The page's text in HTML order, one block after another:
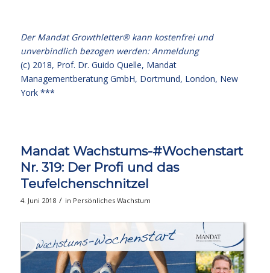
Der Mandat Growthletter® kann kostenfrei und
unverbindlich bezogen werden:Anmeldung
(c) 2018, Prof. Dr. Guido Quelle, Mandat
Managementberatung GmbH, Dortmund, London, New
York ***
Mandat Wachstums-#Wochenstart
Nr. 319: Der Profi und das
Teufelchenschnitzel
4. Juni 2018 / in Persönliches Wachstum